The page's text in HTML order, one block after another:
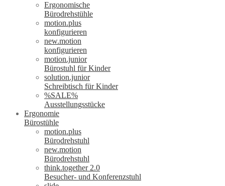
Ergonomische
Bürodrehstühle
motion.plus
konfigurieren
new.motion
konfigurieren
motion.junior
Bürostuhl für Kinder
solution.junior
Schreibtisch für Kinder
%SALE%
Ausstellungsstücke
Ergonomie
Bürostühle
motion.plus
Bürodrehstuhl
new.motion
Bürodrehstuhl
think.together 2.0
Besucher- und Konferenzstuhl